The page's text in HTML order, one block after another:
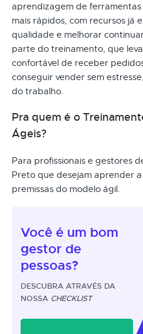
aprendizagem de
mais rápidos, com recursos já
qualidade e melhorar
parte do treinamento, que
confortável de receber
conseguir vender sem
do trabalho.
Pra quem é o
Ágeis?
Para profissionais e gestores
Preto que desejam aprender
premissas do modelo ágil.
Você é um bom
gestor de
pessoas?
DESCUBRA ATRAVÉS DA
NOSSA CHECKLIST